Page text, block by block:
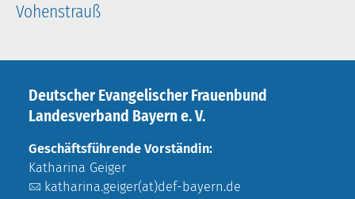
Vohenstrauß
Deutscher Evangelischer Frauenbund
Landesverband Bayern e. V.
Geschäftsführende Vorständin:
Katharina Geiger
katharina.geiger(at)def-bayern.de